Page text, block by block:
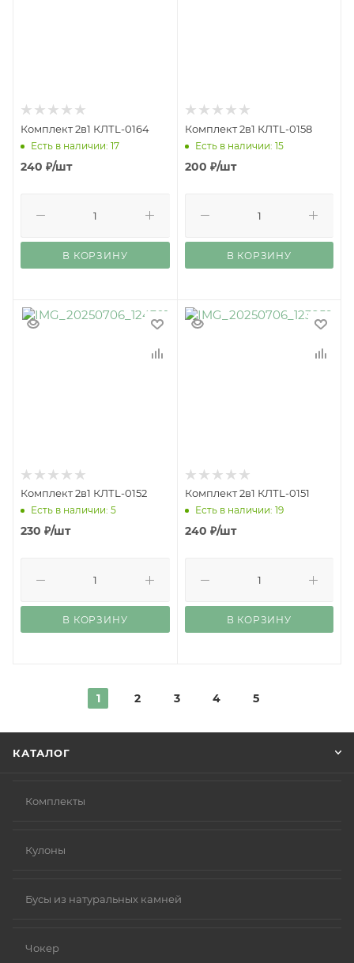
Комплект 2в1 КЛТL-0164
Есть в наличии: 17
240 ₽/шт
В КОРЗИНУ
Комплект 2в1 КЛТL-0158
Есть в наличии: 15
200 ₽/шт
В КОРЗИНУ
Комплект 2в1 КЛТL-0152
Есть в наличии: 5
230 ₽/шт
В КОРЗИНУ
Комплект 2в1 КЛТL-0151
Есть в наличии: 19
240 ₽/шт
В КОРЗИНУ
1 2 3 4 5
КАТАЛОГ
Комплекты
Кулоны
Бусы из натуральных камней
Чокер